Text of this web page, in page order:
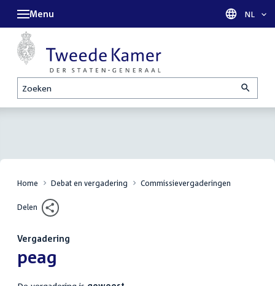
Zoeken
Menu Taal
NL
Home Debat en vergadering Commissievergaderingen
Delen
Vergadering
:peag